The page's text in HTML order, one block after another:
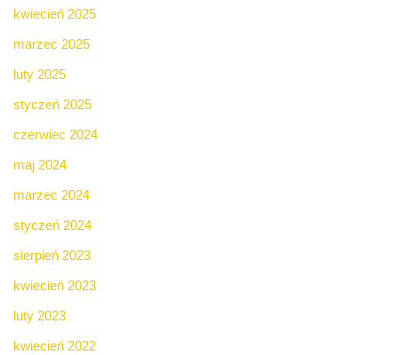
kwiecień 2025
marzec 2025
luty 2025
styczeń 2025
czerwiec 2024
maj 2024
marzec 2024
styczeń 2024
sierpień 2023
kwiecień 2023
luty 2023
kwiecień 2022